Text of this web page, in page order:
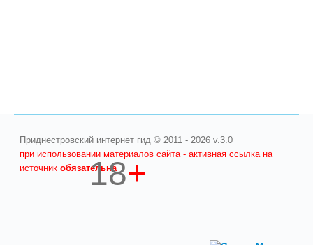
Приднестровский интернет гид © 2011 - 2026 v.3.0
при использовании материалов сайта - активная ссылка на
источникобязательна
18+